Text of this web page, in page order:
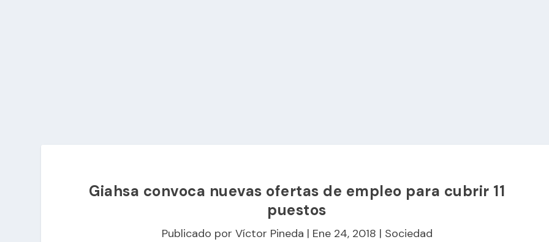
Giahsa convoca nuevas ofertas de empleo para cubrir 11
puestos
Publicado por Víctor Pineda | Ene 24, 2018 | Sociedad